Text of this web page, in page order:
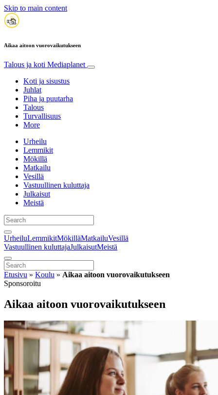
Skip to main content
Aikaa aitoon vuorovaikutukseen
Talous ja koti Mediaplanet
Koti ja sisustus
Juhlat
Piha ja puutarha
Talous
Turvallisuus
More
Urheilu
Lemmikit
Mökillä
Matkailu
Vesillä
Vastuullinen kuluttaja
Julkaisut
Meistä
UrheiluLemmikitMökilläMatkailuVesillä
Vastuullinen kuluttajaJulkaisutMeistä
Etusivu » Koulu » Aikaa aitoon vuorovaikutukseen
Sponsoroitu
Aikaa aitoon vuorovaikutukseen